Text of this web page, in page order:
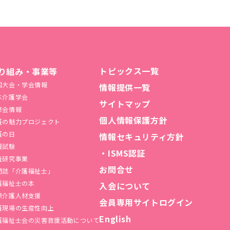
組み・事業等
大会・学会情報
介護学会
会情報
の魅力プロジェクト
の日
試験
研究事業
「介護福祉士」
福祉士の本
介護人材支援
現場の生産性向上
福祉⼠会の災害救援活動について
トピックス一覧
情報提供一覧
サイトマップ
個人情報保護方針
情報セキュリティ方針
・ISMS認証
お問合せ
入会について
会員専用サイトログイン
English